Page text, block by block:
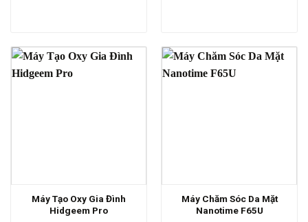
Máy Tạo Oxy Gia Đình
Hidgeem Pro
Máy Chăm Sóc Da Mặt
Nanotime F65U